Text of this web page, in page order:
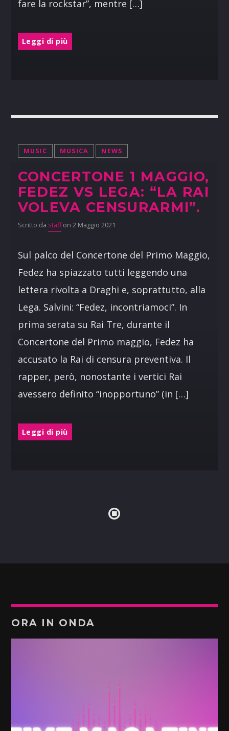
fare la rockstar”, mentre […]
Leggi di più
MUSIC MUSICA NEWS
CONCERTONE 1 MAGGIO,
FEDEZ VS LEGA: “LA RAI
VOLEVA CENSURARMI”.
Scritto da staffon 2 Maggio 2021
Sul palco del Concertone del Primo Maggio,
Fedez ha spiazzato tutti leggendo una
lettera rivolta a Draghi e, soprattutto, alla
Lega. Salvini: “Fedez, incontriamoci”. In
prima serata su Rai Tre, durante il
Concertone del Primo maggio, Fedez ha
accusato la Rai di censura preventiva. Il
rapper, però, nonostante i vertici Rai
avessero definito “inopportuno” (in […]
Leggi di più
ORA IN ONDA